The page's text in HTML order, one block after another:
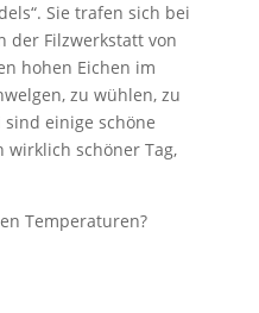
Sie trafen sich bei
der Filzwerkstatt von
hohen Eichen im
zu wühlen, zu
einige schöne
wirklich schöner Tag,
Temperaturen?